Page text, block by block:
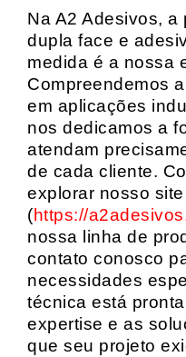
Na A2 Adesivos,
dupla face e
medida é a nossa
Compreendemos
em aplicações
nos dedicamos a
atendam
de cada cliente.
explorar nosso site
(https://
nossa linha de
contato conosco
necessidades
técnica está
expertise e as
que seu projeto